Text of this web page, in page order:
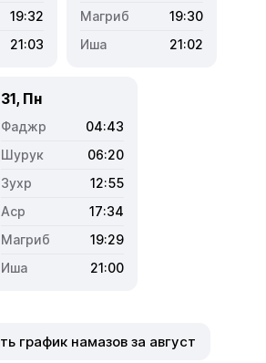
19:32
21:03
19:30
21:02
31, Пн
04:43
06:20
12:55
17:34
19:29
21:00
график намазов за август